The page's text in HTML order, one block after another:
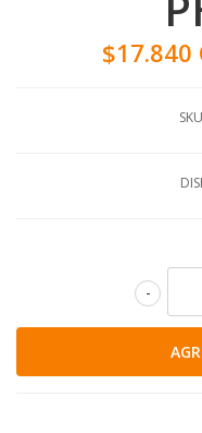
$17.840
-